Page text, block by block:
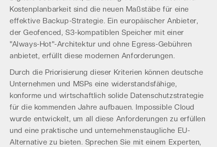
Kostenplanbarkeit sind die neuen Maßstäbe für eine
effektive Backup-Strategie. Ein europäischer Anbieter,
der Geofenced, S3-kompatiblen Speicher mit einer
"Always-Hot"-Architektur und ohne Egress-Gebühren
anbietet, erfüllt diese modernen Anforderungen.
Durch die Priorisierung dieser Kriterien können deutsche
Unternehmen und MSPs eine widerstandsfähige,
konforme und wirtschaftlich solide Datenschutzstrategie
für die kommenden Jahre aufbauen. Impossible Cloud
wurde entwickelt, um all diese Anforderungen zu erfüllen
und eine praktische und unternehmenstaugliche EU-
Alternative zu bieten. Sprechen Sie mit einem Experten,